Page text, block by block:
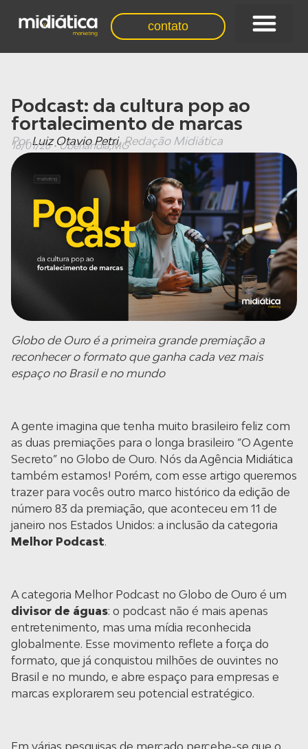
contato
Podcast: da cultura pop ao
fortalecimento de marcas
PorLuiz Otavio Petri, Redação Midiática
16/01/26 • Uberlândia,MG
Globo de Ouro é a primeira grande premiação a
reconhecer o formato que ganha cada vez mais
espaço no Brasil e no mundo
A gente imagina que tenha muito brasileiro feliz com
as duas premiações para o longa brasileiro “O Agente
Secreto” no Globo de Ouro. Nós da Agência Midiática
também estamos! Porém, com esse artigo queremos
trazer para vocês outro marco histórico da edição de
número 83 da premiação, que aconteceu em 11 de
janeiro nos Estados Unidos: a inclusão da categoria
Melhor Podcast.
A categoria Melhor Podcast no Globo de Ouro é um
divisor de águas: o podcast não é mais apenas
entretenimento, mas uma mídia reconhecida
globalmente. Esse movimento reflete a força do
formato, que já conquistou milhões de ouvintes no
Brasil e no mundo, e abre espaço para empresas e
marcas explorarem seu potencial estratégico.
Em várias pesquisas de mercado percebe-se que o